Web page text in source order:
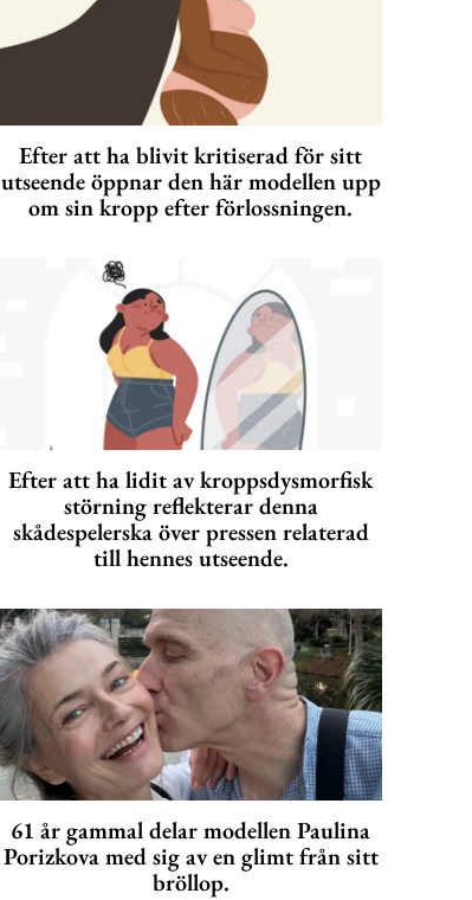
Efter att ha blivit kritiserad för sitt
utseende öppnar den här modellen upp
om sin kropp efter förlossningen.
Efter att ha lidit av kroppsdysmorfisk
störning reflekterar denna
skådespelerska över pressen relaterad
till hennes utseende.
61 år gammal delar modellen Paulina
Porizkova med sig av en glimt från sitt
bröllop.